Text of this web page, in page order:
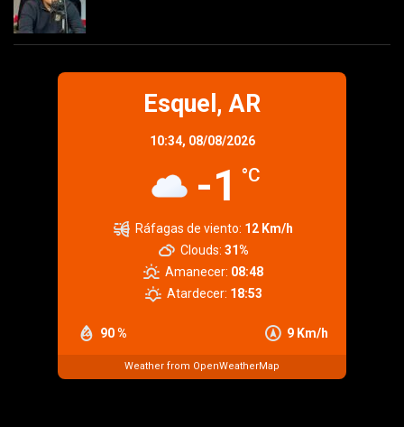
Esquel, AR
10:34, 08/08/2026
-1 °C
90 % 9 Km/h
Ráfagas de viento: 12 Km/h
Clouds: 31%
Amanecer: 08:48
Atardecer: 18:53
Weather from OpenWeatherMap